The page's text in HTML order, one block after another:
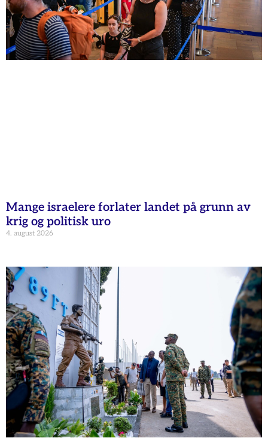
Mange israelere forlater landet på grunn av
krig og politisk uro
4. august 2026